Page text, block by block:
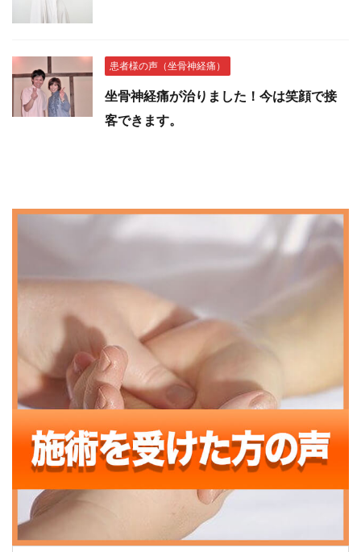
患者様の声（坐骨神経痛）
坐骨神経痛が治りました！今は笑顔で接
客できます。